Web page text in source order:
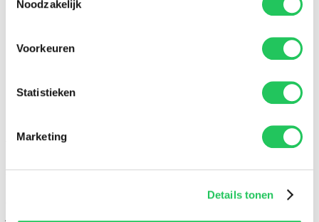
Noodzakelijk
Voorkeuren
Statistieken
Marketing
Details tonen
100% dataveiligheid
Vul je woning in en doe de quick scan
Om een quickscan van een woning te doen voer je
hieronder de adresgegevens in. Vervolgens halen we de
gegevens op uit de BAG. Indien deze niet beschikt over de